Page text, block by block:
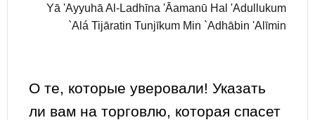
Yā 'Ayyuhā Al-Ladhīna 'Āamanū Hal 'Adullukum
`Alá Tijāratin Tunjīkum Min `Adhābin 'Alīmin
О те, которые уверовали! Указать
ли вам на торговлю, которая спасет